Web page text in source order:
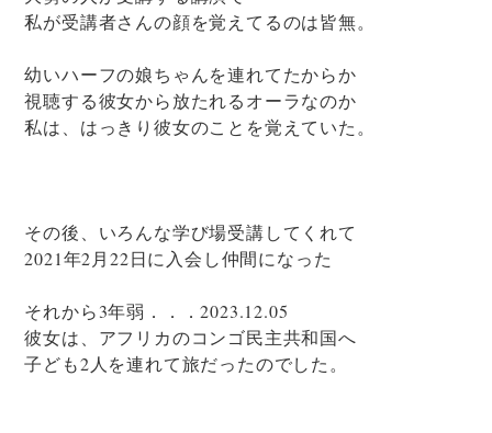
私が受講者さんの顔を覚えてるのは皆無。
幼いハーフの娘ちゃんを連れてたからか
視聴する彼女から放たれるオーラなのか
私は、はっきり彼女のことを覚えていた。
その後、いろんな学び場受講してくれて
2021年2月22日に入会し仲間になった
それから3年弱．．．2023.12.05
彼女は、アフリカのコンゴ民主共和国へ
子ども2人を連れて旅だったのでした。